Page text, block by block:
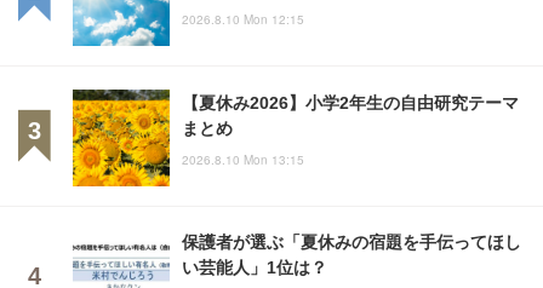
2026.8.10 Mon 12:15
【夏休み2026】小学2年生の自由研究テーマ
まとめ
2026.8.10 Mon 13:15
保護者が選ぶ「夏休みの宿題を手伝ってほし
い芸能人」1位は？